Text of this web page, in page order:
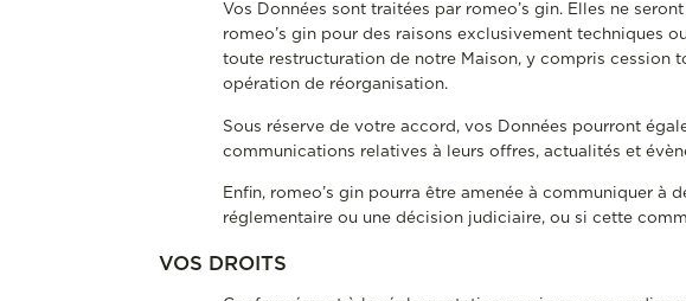
Vos Données sont traitées par romeo’s gin. Elles ne
romeo’s gin pour des raisons exclusivement techniques
toute restructuration de notre Maison, y compris cession
opération de réorganisation.
Sous réserve de votre accord, vos Données pourront
communications relatives à leurs offres, actualités et
Enfin, romeo’s gin pourra être amenée à communiquer
réglementaire ou une décision judiciaire, ou si cette
VOS DROITS